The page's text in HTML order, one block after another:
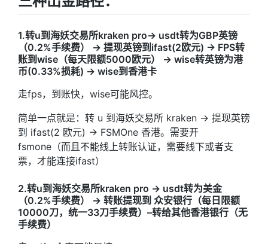
1.转u到海妖交易所kraken pro-> usdt转为GBP英镑
（0.2%手续费） -> 提现英镑到ifast(2欧元) -> FPS转
账到wise（每天限额5000欧元） -> wise转英镑为港
币(0.33%损耗) -> wise到香港卡
走fps，到账快，wise可能风控。
简单一点就是：转 u 到海妖交易所 kraken -> 提现英镑
到 ifast(2 欧元) -> FSMOne 香港。需要开
fsmone（而且不能线上转账认证，需要线下或者支
票，才能连接ifast）
2.转u到海妖交易所kraken pro -> usdt转为美金
（0.2%手续费） -> 转账提现到 众安银行（每日限额
10000刀，统一33刀手续费）–转给其他香港银行（无
手续费）